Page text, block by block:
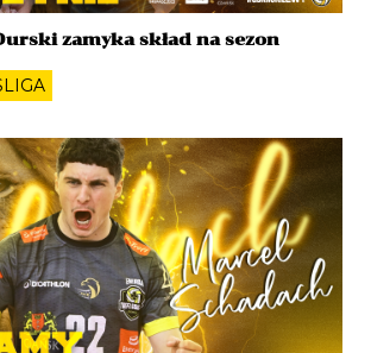
zamyka skład na sezon